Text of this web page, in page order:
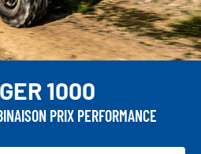
1000
PRIX PERFORMANCE